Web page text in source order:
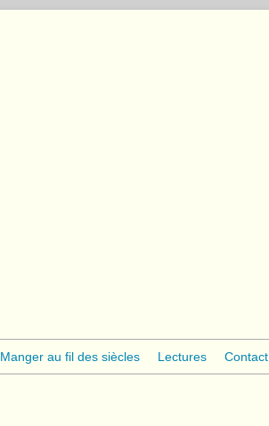
Manger au fil des siècles Lectures Contact